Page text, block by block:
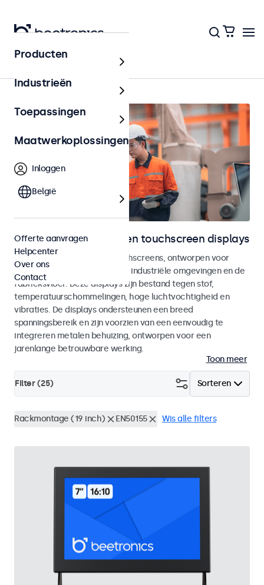
Home
Industriële monitoren en touchscreen displays
Industriële monitoren en touchscreens, ontworpen voor
continu gebruik in uitdagende industriële omgevingen en de
fabrieksvloer. Deze displays zijn bestand tegen stof,
temperatuurschommelingen, hoge luchtvochtigheid en
vibraties. De displays ondersteunen een breed
spanningsbereik en zijn voorzien van een eenvoudig te
integreren metalen behuizing, ontworpen voor een
jarenlange betrouwbare werking.
Toon meer
Sorteren
Filter (25)
Rackmontage (19 inch) EN50155 Wis alle filters
Producten
Industrieën
Toepassingen
Maatwerkoplossingen
Inloggen
België
Offerte aanvragen
Helpcenter
Over ons
Contact